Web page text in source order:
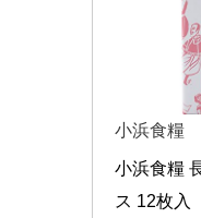
小浜食糧
小浜食糧
ス 12枚入